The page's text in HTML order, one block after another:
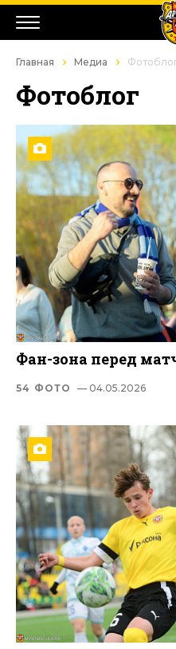
Главная Медиа
Фотоблог
Фан-зона перед
54 ФОТО — 04.05.2026